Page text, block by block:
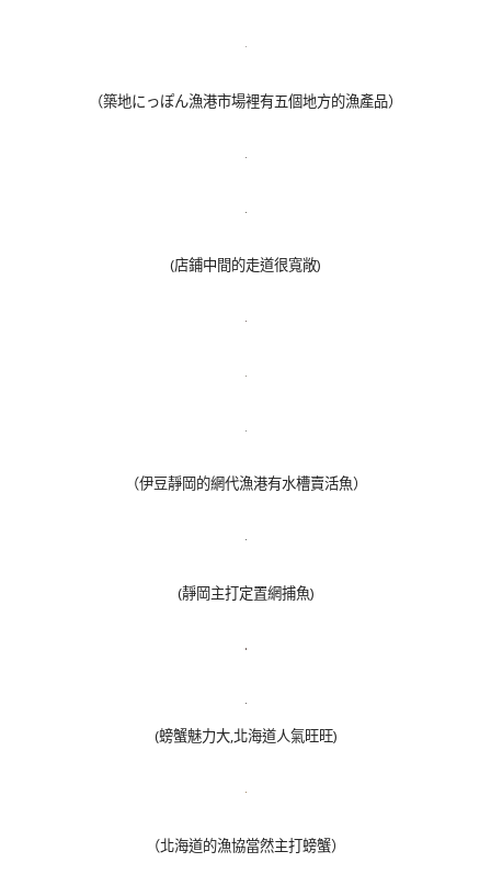
（築地にっぽん漁港市場裡有五個地方的漁產品）
(店鋪中間的走道很寬敞)
（伊豆靜岡的網代漁港有水槽賣活魚）
(靜岡主打定置網捕魚)
(螃蟹魅力大,北海道人氣旺旺)
（北海道的漁協當然主打螃蟹）